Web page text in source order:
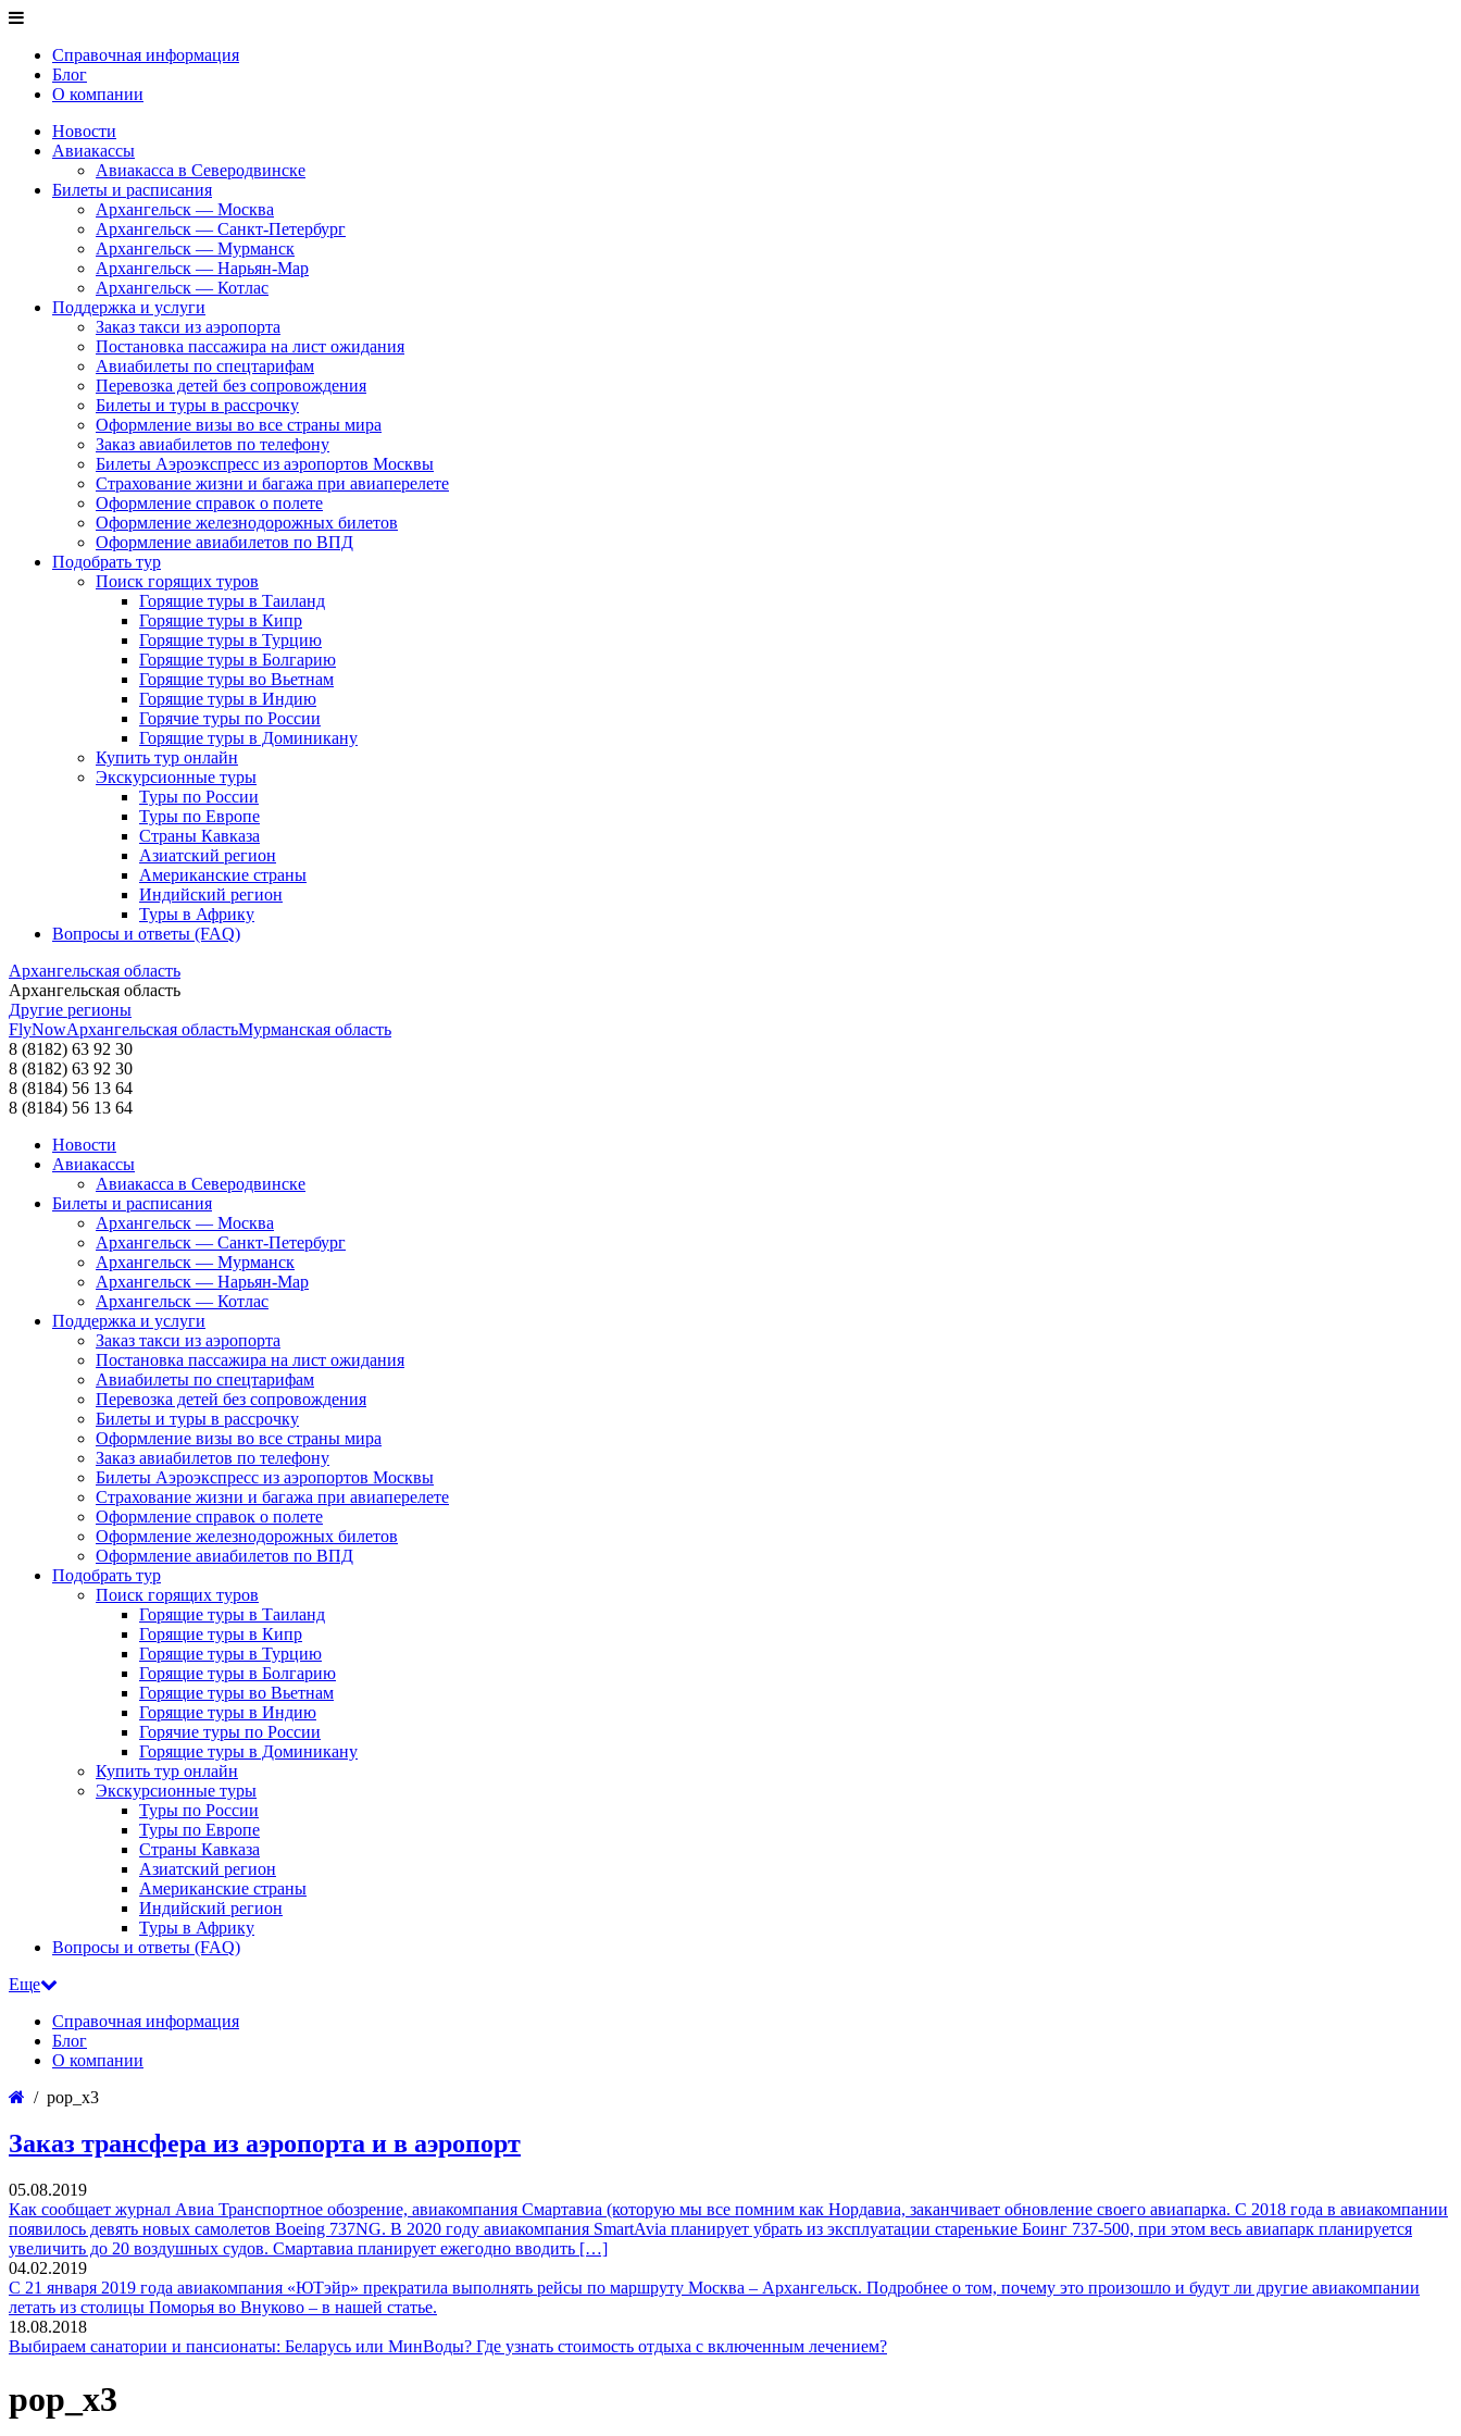
Справочная информация
Блог
О компании
Новости
Авиакассы
Авиакасса в Северодвинске
Билеты и расписания
Архангельск — Москва
Архангельск — Санкт-Петербург
Архангельск — Мурманск
Архангельск — Нарьян-Мар
Архангельск — Котлас
Поддержка и услуги
Заказ такси из аэропорта
Постановка пассажира на лист ожидания
Авиабилеты по спецтарифам
Перевозка детей без сопровождения
Билеты и туры в рассрочку
Оформление визы во все страны мира
Заказ авиабилетов по телефону
Билеты Аэроэкспресс из аэропортов Москвы
Страхование жизни и багажа при авиаперелете
Оформление справок о полете
Оформление железнодорожных билетов
Оформление авиабилетов по ВПД
Подобрать тур
Поиск горящих туров
Горящие туры в Таиланд
Горящие туры в Кипр
Горящие туры в Турцию
Горящие туры в Болгарию
Горящие туры во Вьетнам
Горящие туры в Индию
Горячие туры по России
Горящие туры в Доминикану
Купить тур онлайн
Экскурсионные туры
Туры по России
Туры по Европе
Страны Кавказа
Азиатский регион
Американские страны
Индийский регион
Туры в Африку
Вопросы и ответы (FAQ)
Архангельская область
Архангельская область
Другие регионы
FlyNowАрхангельская областьМурманская область
8 (8182) 63 92 30
8 (8182) 63 92 30
8 (8184) 56 13 64
8 (8184) 56 13 64
Новости
Авиакассы
Авиакасса в Северодвинске
Билеты и расписания
Архангельск — Москва
Архангельск — Санкт-Петербург
Архангельск — Мурманск
Архангельск — Нарьян-Мар
Архангельск — Котлас
Поддержка и услуги
Заказ такси из аэропорта
Постановка пассажира на лист ожидания
Авиабилеты по спецтарифам
Перевозка детей без сопровождения
Билеты и туры в рассрочку
Оформление визы во все страны мира
Заказ авиабилетов по телефону
Билеты Аэроэкспресс из аэропортов Москвы
Страхование жизни и багажа при авиаперелете
Оформление справок о полете
Оформление железнодорожных билетов
Оформление авиабилетов по ВПД
Подобрать тур
Поиск горящих туров
Горящие туры в Таиланд
Горящие туры в Кипр
Горящие туры в Турцию
Горящие туры в Болгарию
Горящие туры во Вьетнам
Горящие туры в Индию
Горячие туры по России
Горящие туры в Доминикану
Купить тур онлайн
Экскурсионные туры
Туры по России
Туры по Европе
Страны Кавказа
Азиатский регион
Американские страны
Индийский регион
Туры в Африку
Вопросы и ответы (FAQ)
Еще
Справочная информация
Блог
О компании
pop_x3
Заказ трансфера из аэропорта и в аэропорт
05.08.2019
Как сообщает журнал Авиа Транспортное обозрение, авиакомпания Смартавиа (которую мы все помним как Нордавиа, заканчивает обновление своего авиапарка. С 2018 года в авиакомпании
появилось девять новых самолетов Boeing 737NG. В 2020 году авиакомпания SmartAvia планирует убрать из эксплуатации старенькие Боинг 737-500, при этом весь авиапарк планируется
увеличить до 20 воздушных судов. Смартавиа планирует ежегодно вводить […]
04.02.2019
С 21 января 2019 года авиакомпания «ЮТэйр» прекратила выполнять рейсы по маршруту Москва – Архангельск. Подробнее о том, почему это произошло и будут ли другие авиакомпании
летать из столицы Поморья во Внуково – в нашей статье.
18.08.2018
Выбираем санатории и пансионаты: Беларусь или МинВоды? Где узнать стоимость отдыха с включенным лечением?
pop_x3